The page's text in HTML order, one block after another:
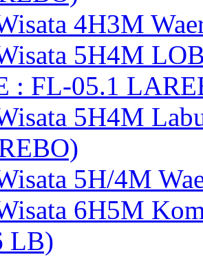
4H3M
5H4M
: FL-05.1
5H4M
5H/4M
6H5M
LB)